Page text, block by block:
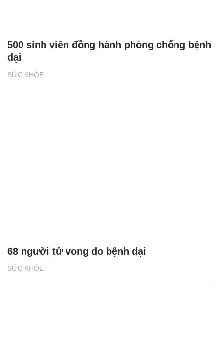
SỨC KHỎE
500 sinh viên đồng hành phòng chống bệnh
dại
SỨC KHỎE
68 người tử vong do bệnh dại